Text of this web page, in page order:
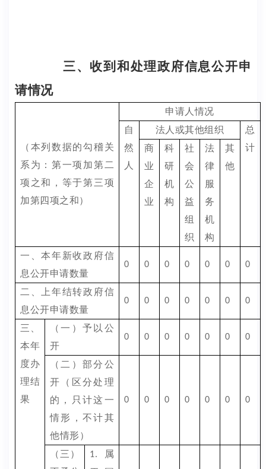
三、收到和处理政府信息公开申
请情况
（本列数据的勾稽关
系为：第一项加第二
项之和，等于第三项
加第四项之和）
申请人情况
自
然
人
法人或其他组织
总
计
商
业
企
业
科
研
机
构
社
会
公
益
组
织
法
律
服
务
机
构
其
他
一、本年新收政府信
息公开申请数量
0 0 0 0 0 0 0
二、上年结转政府信
息公开申请数量
0 0 0 0 0 0 0
三、
本年
度办
理结
果
（一）予以公
开
0 0 0 0 0 0 0
（二）部分公
开（区分处理
的，只计这一
情形，不计其
他情形）
0 0 0 0 0 0 0
（三）
1. 属